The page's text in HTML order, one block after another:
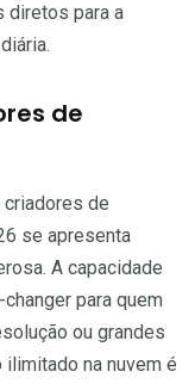
diretos para a
de
de
se apresenta
A capacidade
para quem
ou grandes
na nuvem é